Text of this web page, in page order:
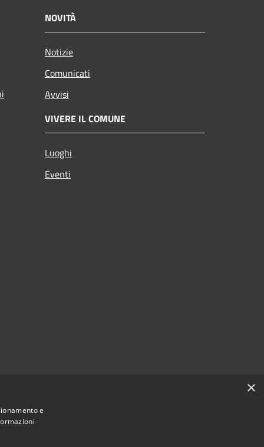
NOVITÀ
Notizie
Comunicati
Avvisi
VIVERE IL COMUNE
Luoghi
Eventi
×
e